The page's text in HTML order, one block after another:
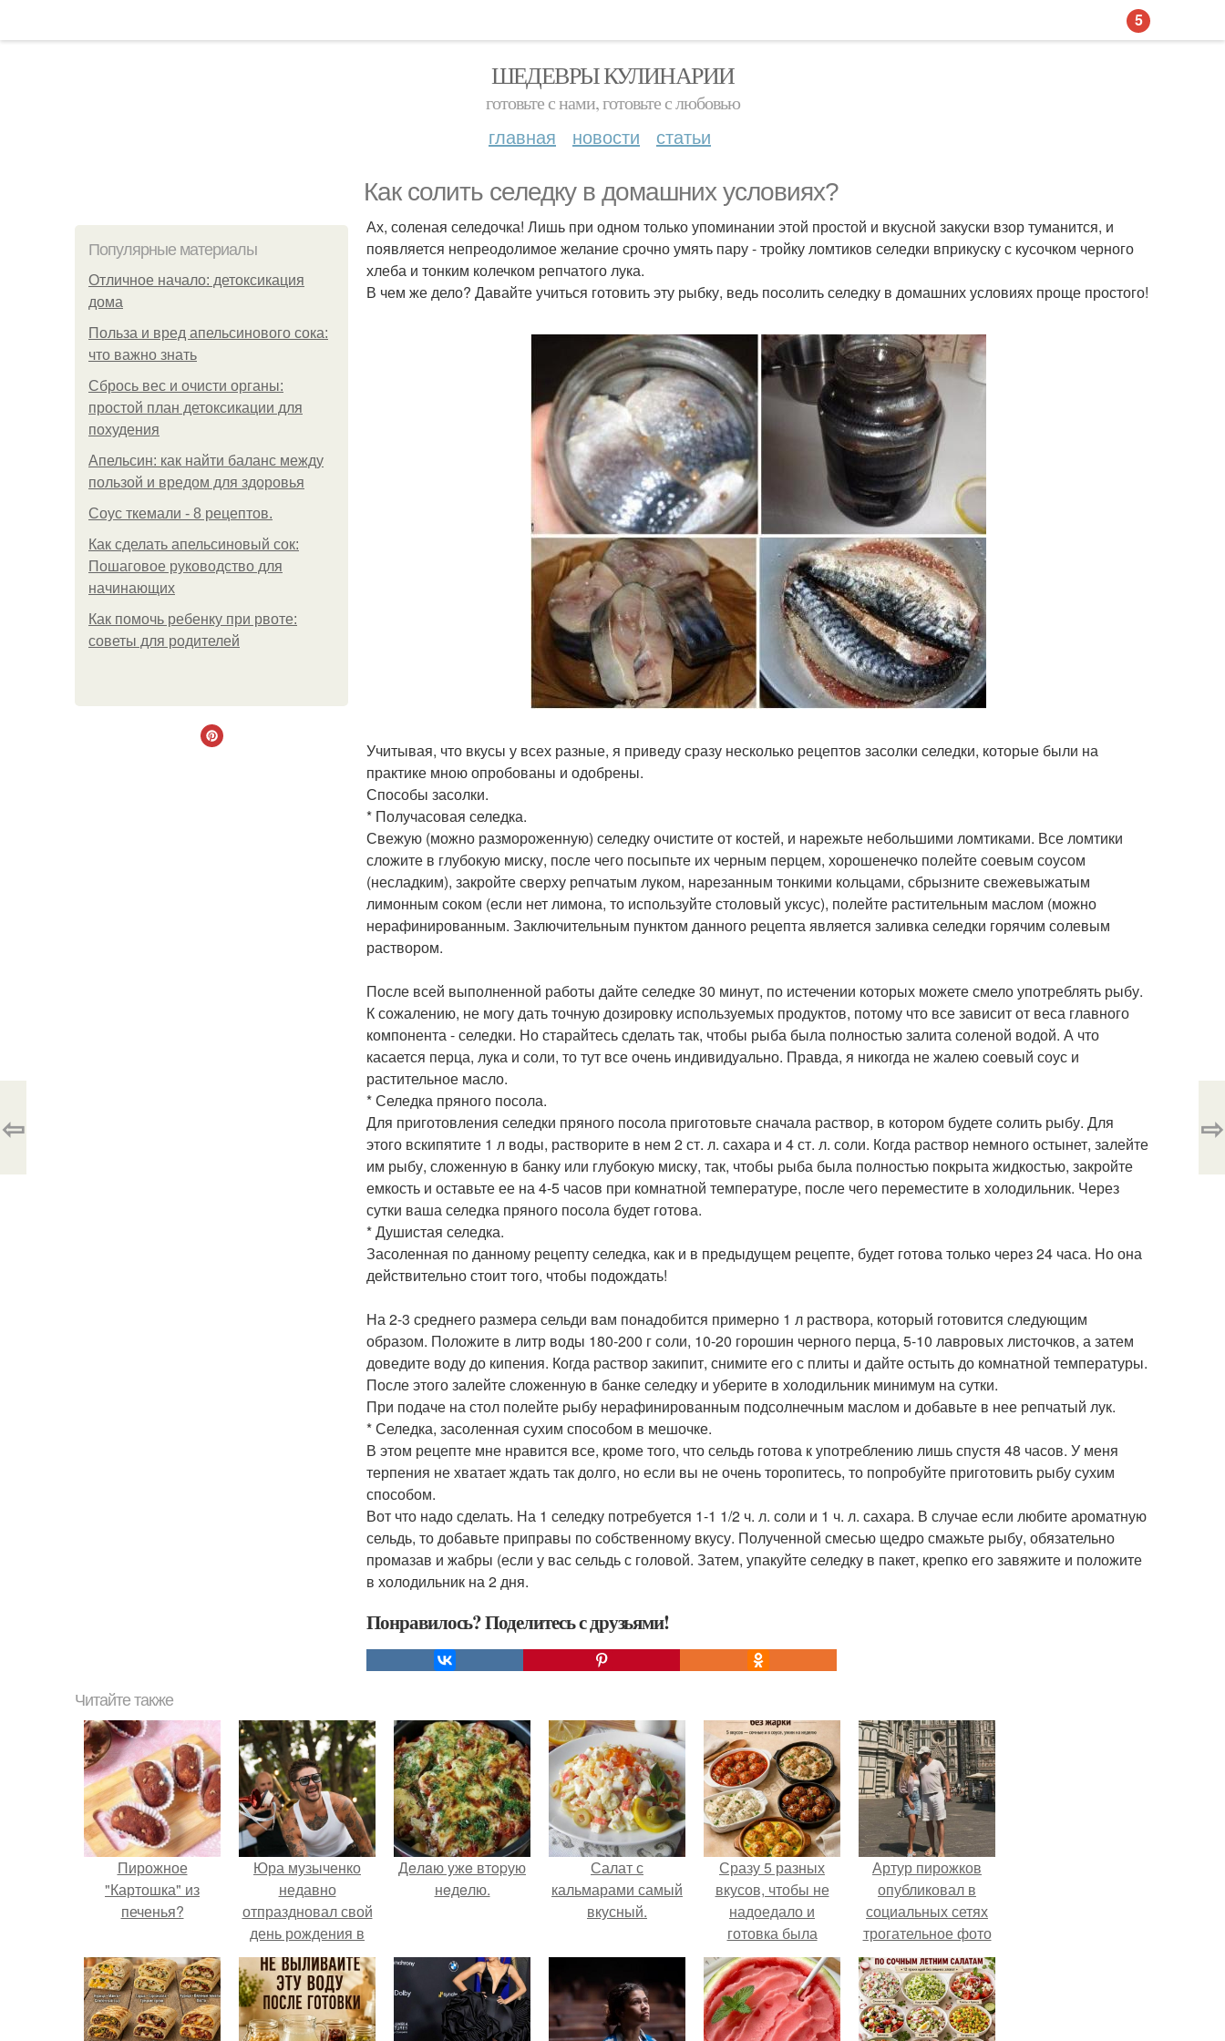
ШЕДЕВРЫ КУЛИНАРИИ
готовьте с нами, готовьте с любовью
главная новости статьи
Как солить селедку в домашних условиях?
Популярные материалы
Отличное начало: детоксикация
дома
Польза и вред апельсинового сока:
что важно знать
Сбрось вес и очисти органы:
простой план детоксикации для
похудения
Апельсин: как найти баланс между
пользой и вредом для здоровья
Соус ткемали - 8 рецептов.
Как сделать апельсиновый сок:
Пошаговое руководство для
начинающих
Как помочь ребенку при рвоте:
советы для родителей
Ах, соленая селедочка! Лишь при одном только упоминании этой простой и вкусной закуски взор туманится, и
появляется непреодолимое желание срочно умять пару - тройку ломтиков селедки вприкуску с кусочком черного
хлеба и тонким колечком репчатого лука.
В чем же дело? Давайте учиться готовить эту рыбку, ведь посолить селедку в домашних условиях проще простого!
Учитывая, что вкусы у всех разные, я приведу сразу несколько рецептов засолки селедки, которые были на
практике мною опробованы и одобрены.
Способы засолки.
* Получасовая селедка.
Свежую (можно размороженную) селедку очистите от костей, и нарежьте небольшими ломтиками. Все ломтики
сложите в глубокую миску, после чего посыпьте их черным перцем, хорошенечко полейте соевым соусом
(несладким), закройте сверху репчатым луком, нарезанным тонкими кольцами, сбрызните свежевыжатым
лимонным соком (если нет лимона, то используйте столовый уксус), полейте растительным маслом (можно
нерафинированным. Заключительным пунктом данного рецепта является заливка селедки горячим солевым
раствором.
После всей выполненной работы дайте селедке 30 минут, по истечении которых можете смело употреблять рыбу.
К сожалению, не могу дать точную дозировку используемых продуктов, потому что все зависит от веса главного
компонента - селедки. Но старайтесь сделать так, чтобы рыба была полностью залита соленой водой. А что
касается перца, лука и соли, то тут все очень индивидуально. Правда, я никогда не жалею соевый соус и
растительное масло.
* Селедка пряного посола.
Для приготовления селедки пряного посола приготовьте сначала раствор, в котором будете солить рыбу. Для
этого вскипятите 1 л воды, растворите в нем 2 ст. л. сахара и 4 ст. л. соли. Когда раствор немного остынет, залейте
им рыбу, сложенную в банку или глубокую миску, так, чтобы рыба была полностью покрыта жидкостью, закройте
емкость и оставьте ее на 4-5 часов при комнатной температуре, после чего переместите в холодильник. Через
сутки ваша селедка пряного посола будет готова.
* Душистая селедка.
Засоленная по данному рецепту селедка, как и в предыдущем рецепте, будет готова только через 24 часа. Но она
действительно стоит того, чтобы подождать!
На 2-3 среднего размера сельди вам понадобится примерно 1 л раствора, который готовится следующим
образом. Положите в литр воды 180-200 г соли, 10-20 горошин черного перца, 5-10 лавровых листочков, а затем
доведите воду до кипения. Когда раствор закипит, снимите его с плиты и дайте остыть до комнатной температуры.
После этого залейте сложенную в банке селедку и уберите в холодильник минимум на сутки.
При подаче на стол полейте рыбу нерафинированным подсолнечным маслом и добавьте в нее репчатый лук.
* Селедка, засоленная сухим способом в мешочке.
В этом рецепте мне нравится все, кроме того, что сельдь готова к употреблению лишь спустя 48 часов. У меня
терпения не хватает ждать так долго, но если вы не очень торопитесь, то попробуйте приготовить рыбу сухим
способом.
Вот что надо сделать. На 1 селедку потребуется 1-1 1/2 ч. л. соли и 1 ч. л. сахара. В случае если любите ароматную
сельдь, то добавьте приправы по собственному вкусу. Полученной смесью щедро смажьте рыбу, обязательно
промазав и жабры (если у вас сельдь с головой. Затем, упакуйте селедку в пакет, крепко его завяжите и положите
в холодильник на 2 дня.
Понравилось? Поделитесь с друзьями!
⇦ ⇨
Читайте также
Пирожное
"Картошка" из
печенья?
Юра музыченко
недавно
отпраздновал свой
день рождения в
кругу самых
близких и родных
людей.
Дeлaю yжe втopую
нeдeлю.
Салат с
кальмарами самый
вкусный.
Сразу 5 разных
вкусов, чтобы не
надоедало и
готовка была
проще.
Артур пирожков
опубликовал в
социальных сетях
трогательное фото
с супругой
Анжеликой,
сделанное во
время их недавнего
5